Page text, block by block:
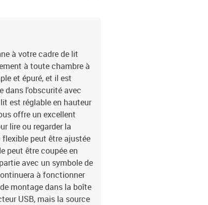
à votre cadre de lit
à toute chambre à
et épuré, et il est
dans l'obscurité avec
est réglable en hauteur
offre un excellent
lire ou regarder la
peut être ajustée
peut être coupée en
avec un symbole de
à fonctionner
montage dans la boîte
USB, mais la source